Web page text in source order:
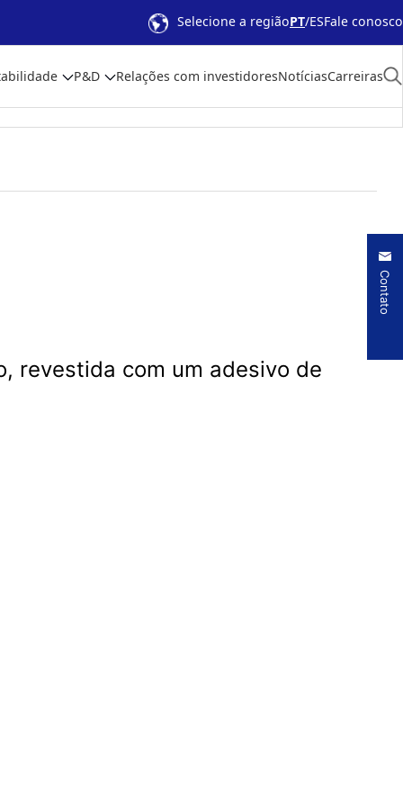
Selecione a regiãoPT ESFale conosco
P&D Relações com investidoresNotíciasCarreiras
revestida com um adesivo de
Contato